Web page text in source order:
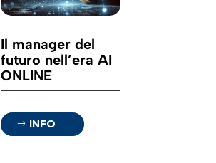
Il manager del
futuro nell’era AI
ONLINE
INFO